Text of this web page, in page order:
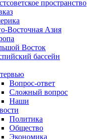
пространство
Восточная Азия
Восток
бассейн
Вопрос-ответ
Сложный вопрос
Наши
Политика
Общество
Экономика